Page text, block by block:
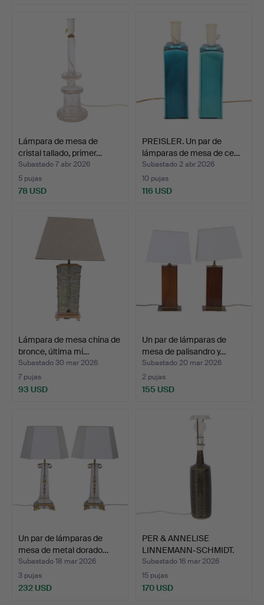
Lámpara de mesa de
cristal tallado, primer…
Subastado 7 abr 2026
5 pujas
78 USD
PREISLER. Un par de
lámparas de mesa de ce…
Subastado 2 abr 2026
10 pujas
116 USD
Lámpara de mesa china de
bronce, última mi…
Subastado 30 mar 2026
7 pujas
93 USD
Un par de lámparas de
mesa de palisandro y…
Subastado 20 mar 2026
2 pujas
155 USD
Un par de lámparas de
mesa de metal dorado…
Subastado 18 mar 2026
3 pujas
232 USD
PER & ANNELISE
LINNEMANN-SCHMIDT.
Casa pal…
Subastado 16 mar 2026
15 pujas
170 USD